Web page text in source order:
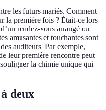
les futurs mariés. Comment
la première fois ? Était-ce lors
rendez-vous arrangé ou
amusantes et touchantes sont
auditeurs. Par exemple,
leur première rencontre peut
la chimie unique qui
deux